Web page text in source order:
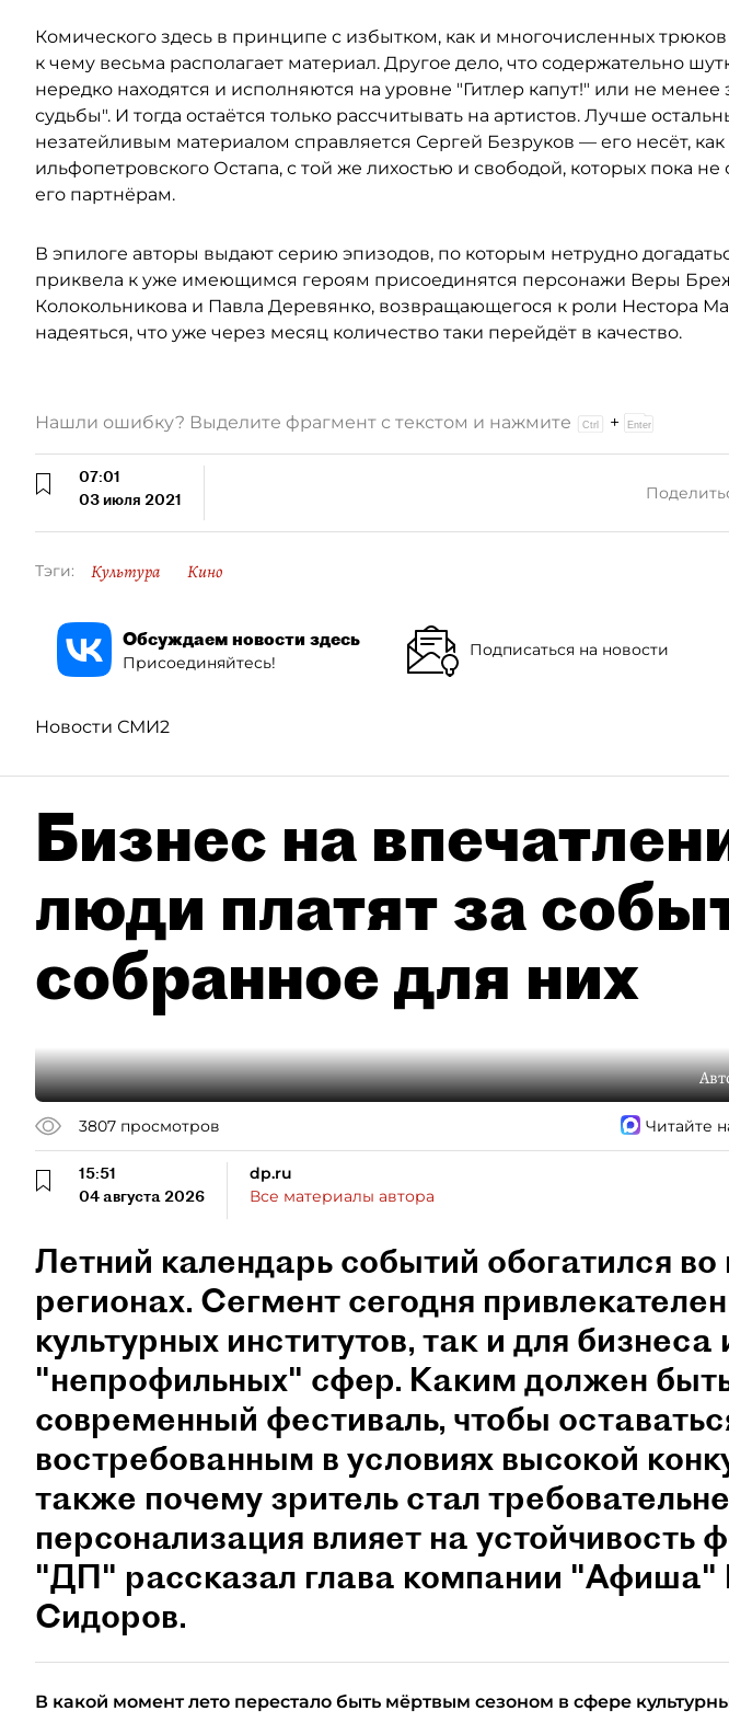
Комического здесь в принципе с избытком, как и многочисленных
к чему весьма располагает материал. Другое дело, что содержательно
нередко находятся и исполняются на уровне "Гитлер капут!" или не
судьбы". И тогда остаётся только рассчитывать на артистов. Лучше
незатейливым материалом справляется Сергей Безруков — его несёт, как
ильфопетровского Остапа, с той же лихостью и свободой, которых пока
его партнёрам.
В эпилоге авторы выдают серию эпизодов, по которым нетрудно
приквела к уже имеющимся героям присоединятся персонажи Веры
Колокольникова и Павла Деревянко, возвращающегося к роли Нестора
надеяться, что уже через месяц количество таки перейдёт в качество.
Нашли ошибку? Выделите фрагмент с текстом и нажмите +
07:01
03 июля 2021
Тэги: Культура Кино
Обсуждаем новости здесь
Присоединяйтесь!
Подписаться на новости
Новости СМИ2
Бизнес на
люди платят за
собранное для них
3807 просмотров Читайте
15:51
04 августа 2026
dp.ru
Все материалы автора
Летний календарь событий обогатился во
регионах. Сегмент сегодня
культурных институтов, так и для бизнеса
"непрофильных" сфер. Каким должен
современный фестиваль, чтобы
востребованным в условиях высокой
также почему зритель стал
персонализация влияет на устойчивость
"ДП" рассказал глава компании "Афиша"
Сидоров.
В какой момент лето перестало быть мёртвым сезоном в сфере